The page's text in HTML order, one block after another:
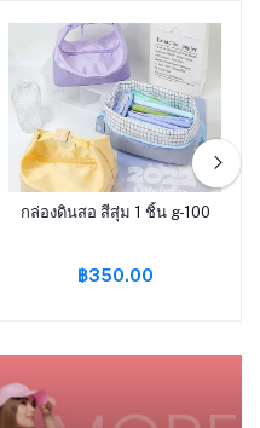
หยิบใส่ตะกร้า กล่องดินสอ สีสุ่ม 1 ชิ้น g-100
฿350.00